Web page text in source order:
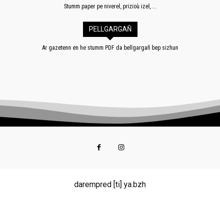
Stumm paper pe niverel, prizioù izel, ...
PELLGARGAÑ
Ar gazetenn en he stumm PDF da bellgargañ bep sizhun
darempred [ti] ya.bzh